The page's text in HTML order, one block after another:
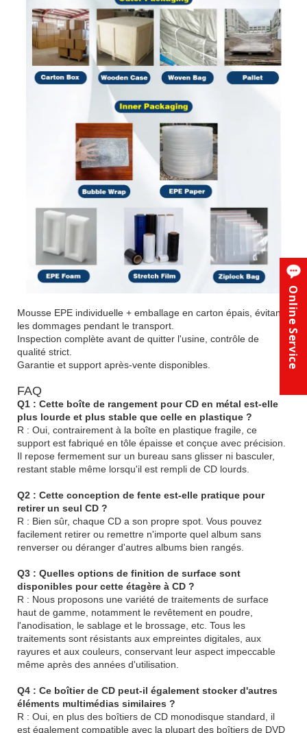
Mousse EPE individuelle + emballage en carton épais, évitant
les dommages pendant le transport.
Inspection complète avant de quitter l'usine, contrôle de
qualité strict.
Garantie et support après-vente disponibles.
FAQ
Q1 : Cette boîte de rangement pour CD en métal est-elle
plus lourde et plus stable que celle en plastique ?
R : Oui, contrairement à la boîte en plastique fragile, ce
support est fabriqué en tôle épaisse et conçue avec précision.
Il repose fermement sur un bureau sans glisser ni basculer,
restant stable même lorsqu'il est rempli de CD lourds.
Q2 : Cette conception de fente est-elle pratique pour
retirer un seul CD ?
R : Bien sûr, chaque CD a son propre spot. Vous pouvez
facilement retirer ou remettre n'importe quel album sans
renverser ou déranger d'autres albums bien rangés.
Q3 : Quelles options de finition de surface sont
disponibles pour cette étagère à CD ?
R : Nous proposons une variété de traitements de surface
haut de gamme, notamment le revêtement en poudre,
l'anodisation, le sablage et le brossage, etc. Tous les
traitements sont résistants aux empreintes digitales, aux
rayures et aux couleurs, conservant leur aspect impeccable
même après des années d'utilisation.
Q4 : Ce boîtier de CD peut-il également stocker d'autres
éléments multimédias similaires ?
R : Oui, en plus des boîtiers de CD monodisque standard, il
est également compatible avec la plupart des boîtiers de DVD
Online Service